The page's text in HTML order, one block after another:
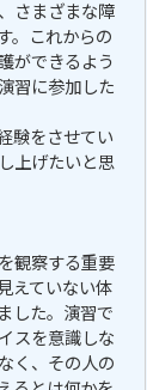
さまざまな障
。これからの
ができるよう
習に参加した
験をさせてい
上げたいと思
観察する重要
えていない体
した。演習で
スを意識しな
く、その人の